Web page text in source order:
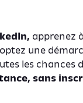
apprenez
une
les chances
sans